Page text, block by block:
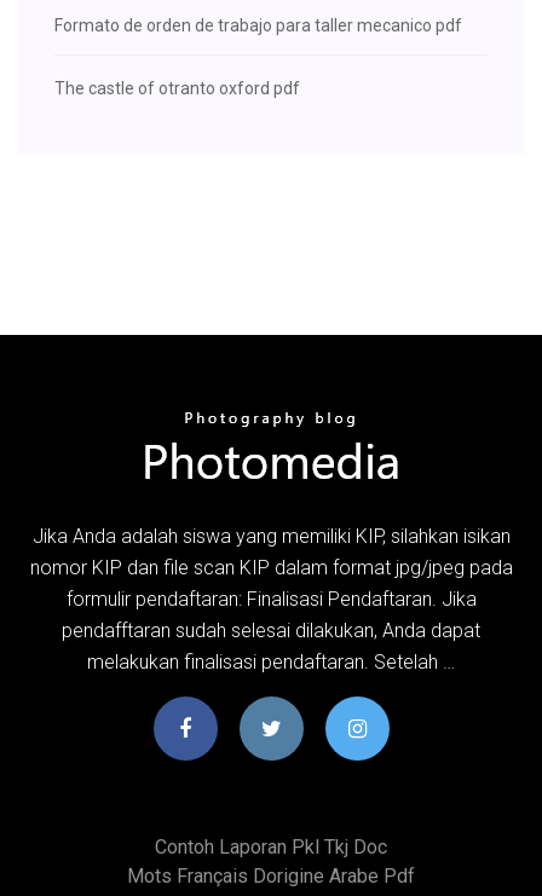
Formato de orden de trabajo para taller mecanico pdf
The castle of otranto oxford pdf
Jika Anda adalah siswa yang memiliki KIP, silahkan isikan
nomor KIP dan file scan KIP dalam format jpg/jpeg pada
formulir pendaftaran: Finalisasi Pendaftaran. Jika
pendafftaran sudah selesai dilakukan, Anda dapat
melakukan finalisasi pendaftaran. Setelah …
Contoh Laporan Pkl Tkj Doc
Mots Français Dorigine Arabe Pdf